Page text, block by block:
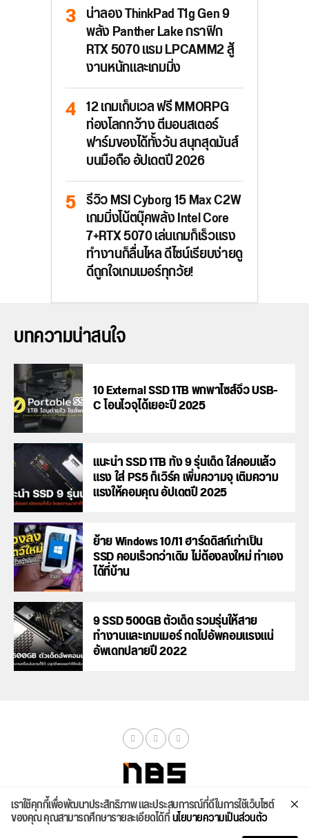
น่าลอง ThinkPad T1g Gen 9
พลัง Panther Lake กราฟิก
RTX 5070 แรม LPCAMM2 สู้
งานหนักและเกมมิ่ง
12 เกมเก็บเวล ฟรี MMORPG
ท่องโลกกว้าง ตีมอนสเตอร์
ฟาร์มของได้ทั้งวัน สนุกสุดมันส์
บนมือถือ อัปเดตปี 2026
รีวิว MSI Cyborg 15 Max C2W
เกมมิ่งโน้ตบุ๊คพลัง Intel Core
7+RTX 5070 เล่นเกมก็เร็วแรง
ทำงานก็ลื่นไหล ดีไซน์เรียบง่ายดู
ดีถูกใจเกมเมอร์ทุกวัย!
บทความน่าสนใจ
10 External SSD 1TB พกพาไซส์จิ๋ว USB-
C โอนไวจุได้เยอะปี 2025
แนะนำ SSD 1TB ทั้ง 9 รุ่นเด็ด ใส่คอมแล้ว
แรง ใส่ PS5 ก็เวิร์ค เพิ่มความจุ เติมความ
แรงให้คอมคุณ อัปเดตปี 2025
ย้าย Windows 10/11 ฮาร์ดดิสก์เก่าเป็น
SSD คอมเร็วกว่าเดิม ไม่ต้องลงใหม่ ทำเอง
ได้ที่บ้าน
9 SSD 500GB ตัวเด็ด รวมรุ่นให้สาย
ทำงานและเกมเมอร์ กดไปอัพคอมแรงแน่
อัพเดทปลายปี 2022
จัดสเปค ค้นหา บทความ รีวิวล่าสุด บทความยอดนิยม ติดต่อเรา
เราใช้คุกกี้เพื่อพัฒนาประสิทธิภาพ และประสบการณ์ที่ดีในการใช้เว็บไซต์
ของคุณ คุณสามารถศึกษารายละเอียดได้ที่นโยบายความเป็นส่วนตัว